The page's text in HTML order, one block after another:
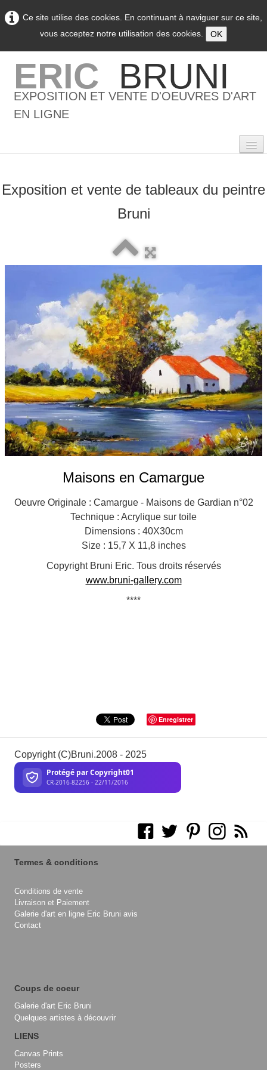
Ce site utilise des cookies. En continuant à naviguer sur ce site,
vous acceptez notre utilisation des cookies.
OK
ERIC BRUNI
EXPOSITION ET VENTE D'OEUVRES D'ART
EN LIGNE
0
Vente▼
Boutique
Newsletter
BLOG
Français
Exposition et vente de tableaux du peintre
Bruni
Maisons en Camargue
Oeuvre Originale : Camargue - Maisons de Gardian n°02
Technique : Acrylique sur toile
Dimensions : 40X30cm
Size : 15,7 X 11,8 inches
Copyright Bruni Eric. Tous droits réservés
www.bruni-gallery.com
****
Enregistrer
Copyright (C)Bruni.2008 - 2025
Termes & conditions
Conditions de vente
Livraison et Paiement
Galerie d'art en ligne Eric Bruni avis
Contact
Coups de coeur
Galerie d'art Eric Bruni
Quelques artistes à découvrir
LIENS
Canvas Prints
Posters